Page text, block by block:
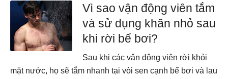
Vì sao vận động viên tắm
và sử dụng khăn nhỏ sau
khi rời bể bơi?
Sau khi các vận động viên rời khỏi
mặt nước, họ sẽ tắm nhanh tại vòi sen cạnh bể bơi và lau